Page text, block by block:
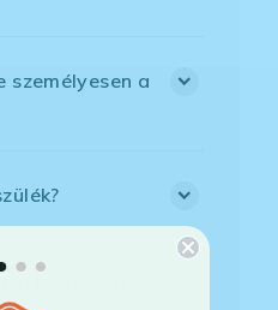
személyesen a